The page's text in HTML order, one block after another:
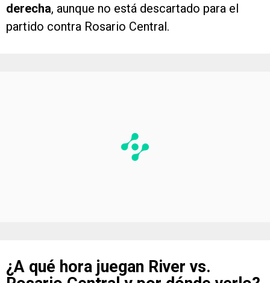
derecha, aunque no está descartado para el
partido contra Rosario Central.
¿A qué hora juegan River vs.